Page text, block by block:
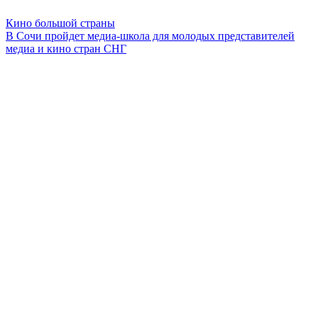
Кино большой страны
В Сочи пройдет медиа-школа для молодых представителей
медиа и кино стран СНГ